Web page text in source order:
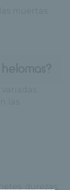
muertas
las
durezas..